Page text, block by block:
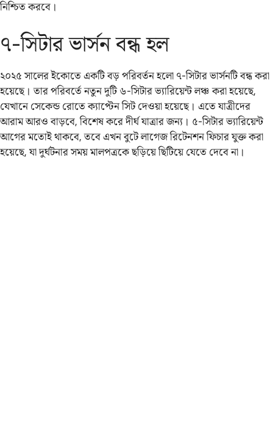
নিশ্চিত করবে।
৭-সিটার ভার্সন বন্ধ হল
২০২৫ সালের ইকোতে একটি বড় পরিবর্তন হলো ৭-সিটার ভার্সনটি বন্ধ করা
হয়েছে। তার পরিবর্তে নতুন দুটি ৬-সিটার ভ্যারিয়েন্ট লঞ্চ করা হয়েছে,
যেখানে সেকেন্ড রোতে ক্যাপ্টেন সিট দেওয়া হয়েছে। এতে যাত্রীদের
আরাম আরও বাড়বে, বিশেষ করে দীর্ঘ যাত্রার জন্য। ৫-সিটার ভ্যারিয়েন্ট
আগের মতোই থাকবে, তবে এখন বুটে লাগেজ রিটেনশন ফিচার যুক্ত করা
হয়েছে, যা দুর্ঘটনার সময় মালপত্রকে ছড়িয়ে ছিটিয়ে যেতে দেবে না।